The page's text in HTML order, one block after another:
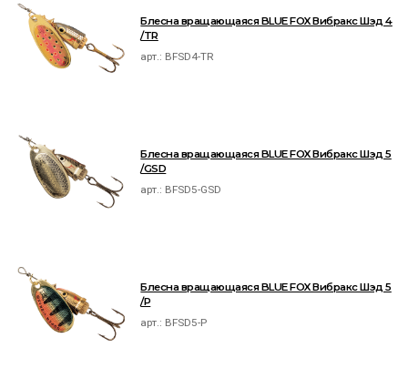
Блесна вращающаяся BLUE FOX Вибракс Шэд 4
/TR
арт.: BFSD4-TR
Блесна вращающаяся BLUE FOX Вибракс Шэд 5
/GSD
арт.: BFSD5-GSD
Блесна вращающаяся BLUE FOX Вибракс Шэд 5
/P
арт.: BFSD5-P